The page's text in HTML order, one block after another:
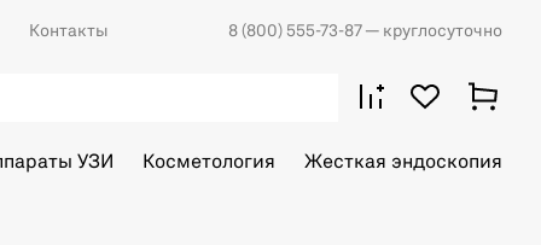
Контакты 8 (800) 555-73-87 — круглосуточно
УЗИ Косметология Жесткая эндоскопия